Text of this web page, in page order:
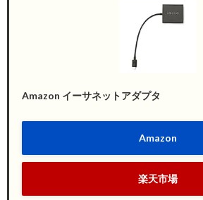
Amazon イーサネットアダプタ
Amazon
楽天市場